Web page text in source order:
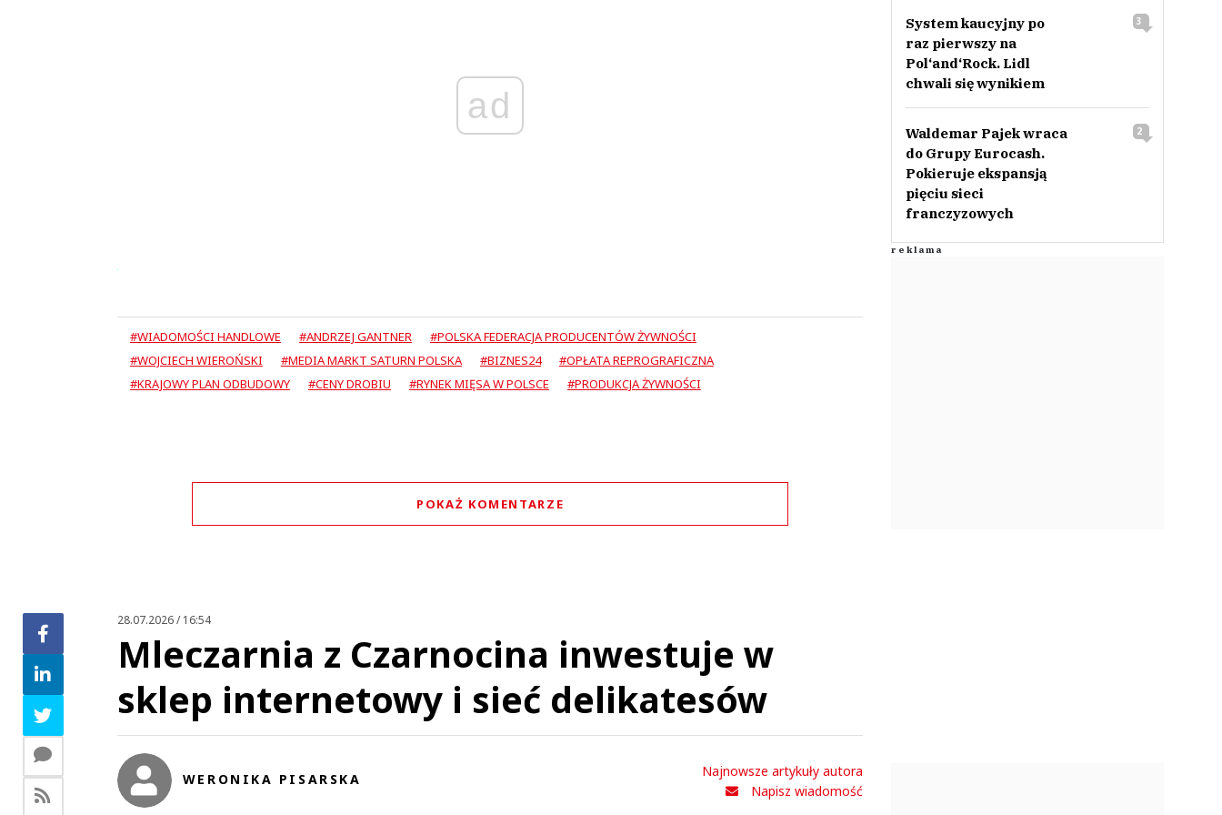
ad
#WIADOMOŚCI HANDLOWE #ANDRZEJ GANTNER
#POLSKA FEDERACJA PRODUCENTÓW ŻYWNOŚCI
#WOJCIECH WIEROŃSKI
#MEDIA MARKT SATURN POLSKA #BIZNES24
#OPŁATA REPROGRAFICZNA
#KRAJOWY PLAN ODBUDOWY
#CENY DROBIU #RYNEK MIĘSA W POLSCE #PRODUKCJA ŻYWNOŚCI
POKAŻ KOMENTARZE
Martyr
21.05.2021 / 00:23
This comment was minimized by the moderator on the site
To zakrawa o skandal, tak bardzo chcą żebyśmy byli jak "na zachodzie" bo tam jest taki podatek, ale ile podatków mamy i jakie mamy zarobki??
System kaucyjny po
raz pierwszy na
Pol‘and‘Rock. Lidl
chwali się wynikiem
3
Waldemar Pajek wraca
do Grupy Eurocash.
Pokieruje ekspansją
pięciu sieci
franczyzowych
2
28.07.2026 / 16:54
Mleczarnia z Czarnocina inwestuje w
sklep internetowy i sieć delikatesów
WERONIKA PISARSKA
Najnowsze artykuły autora
Napisz wiadomość